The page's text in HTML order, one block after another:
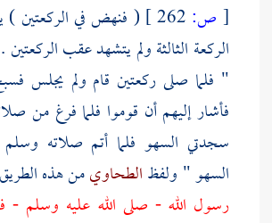
[ ص:
( فنهض في الركعتين )
الركعة الثالثة ولم يتشهد عقب
" فلما صلى ركعتين قام ولم يجلس
فأشار إليهم أن قوموا فلما فرغ من
سجدتي السهو فلما أتم صلاته
السهو " ولفظالطحاويمن هذه
رسول الله - صلى الله عليه وسلم